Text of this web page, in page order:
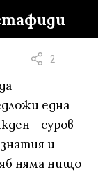
2
една
- суров
и
няма нищо